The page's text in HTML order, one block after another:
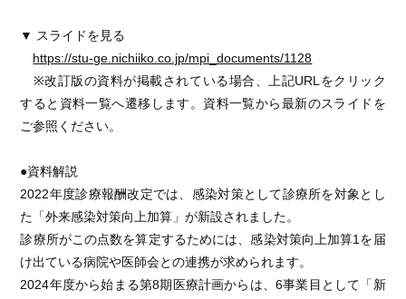
▼ スライドを見る
https://stu-ge.nichiiko.co.jp/mpi_documents/1128
※改訂版の資料が掲載されている場合、上記URLをクリック
すると資料一覧へ遷移します。資料一覧から最新のスライドを
ご参照ください。
●資料解説
2022年度診療報酬改定では、感染対策として診療所を対象とし
た「外来感染対策向上加算」が新設されました。
診療所がこの点数を算定するためには、感染対策向上加算1を届
け出ている病院や医師会との連携が求められます。
2024年度から始まる第8期医療計画からは、6事業目として「新